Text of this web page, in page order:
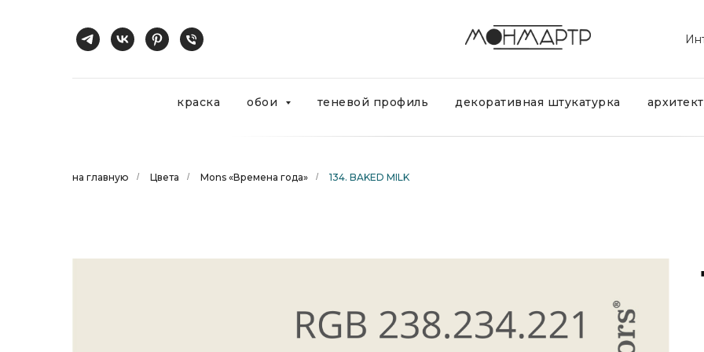
краска обои теневой профиль декоративная штукатурка
на главную / Цвета / Mons «Времена года» / 134. BAKED MILK